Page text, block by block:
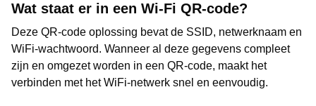
Wat staat er in een Wi-Fi QR-code?
Deze QR-code oplossing bevat de SSID, netwerknaam en
WiFi-wachtwoord. Wanneer al deze gegevens compleet
zijn en omgezet worden in een QR-code, maakt het
verbinden met het WiFi-netwerk snel en eenvoudig.